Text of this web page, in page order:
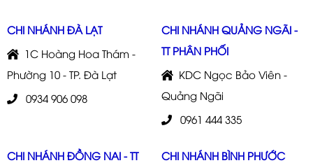
CHI NHÁNH ĐÀ LẠT
1C Hoàng Hoa Thám -
Phường 10 - TP. Đà Lạt
0934 906 098
CHI NHÁNH QUẢNG NGÃI -
TT PHÂN PHỐI
KDC Ngọc Bảo Viên -
Quảng Ngãi
0961 444 335
CHI NHÁNH ĐỒNG NAI - TT
CHI NHÁNH BÌNH PHƯỚC